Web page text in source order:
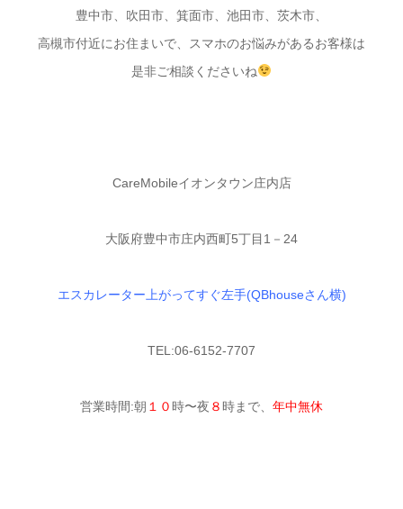
豊中市、吹田市、箕面市、池田市、茨木市、
高槻市付近にお住まいで、スマホのお悩みがあるお客様は
是非ご相談くださいね
CareMobileイオンタウン庄内店
大阪府豊中市庄内西町5丁目1－24
エスカレーター上がってすぐ左手(QBhouseさん横)
TEL:06-6152-7707
営業時間:朝 １０ 時〜夜 ８ 時まで、 年中無休